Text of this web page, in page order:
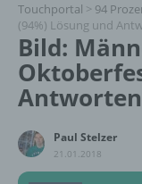
Touchportal > 94
(94%) Lösung und
Bild:
Antworten
Paul Stelzer
21.01.2018